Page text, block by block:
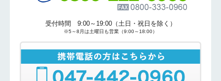
受付時間 9:00～19:00（土日・祝日を除く）
※5～8月は土曜日も営業（9:00～18:00）